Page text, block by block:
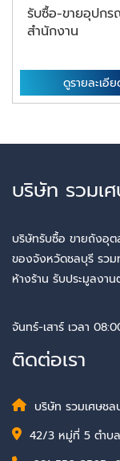
รับซื้อ-ขายอุปก
สำนักงาน
ดูรายละเอี
บริษัท รวมเ
บริษัทรับซื้อ ขายถังอุ
ของจังหวัดชลบุรี รวม
ห้างร้าน รับประมูลงา
จันทร์-เสาร์ เวลา
ติดต่อเรา
บริษัท รวมเศษช
42/3 หมู่ที่ 5 ตำบ